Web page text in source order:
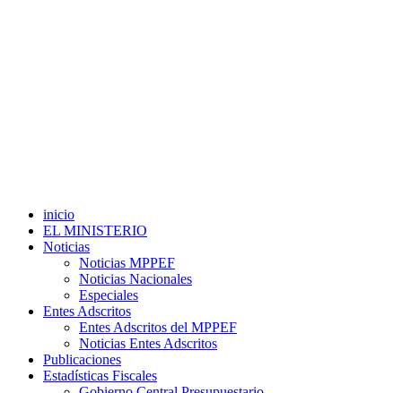
inicio
EL MINISTERIO
Noticias
Noticias MPPEF
Noticias Nacionales
Especiales
Entes Adscritos
Entes Adscritos del MPPEF
Noticias Entes Adscritos
Publicaciones
Estadísticas Fiscales